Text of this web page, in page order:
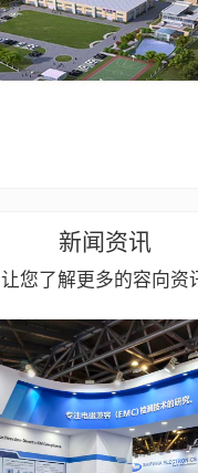
新闻资讯
让您了解更多的容向资